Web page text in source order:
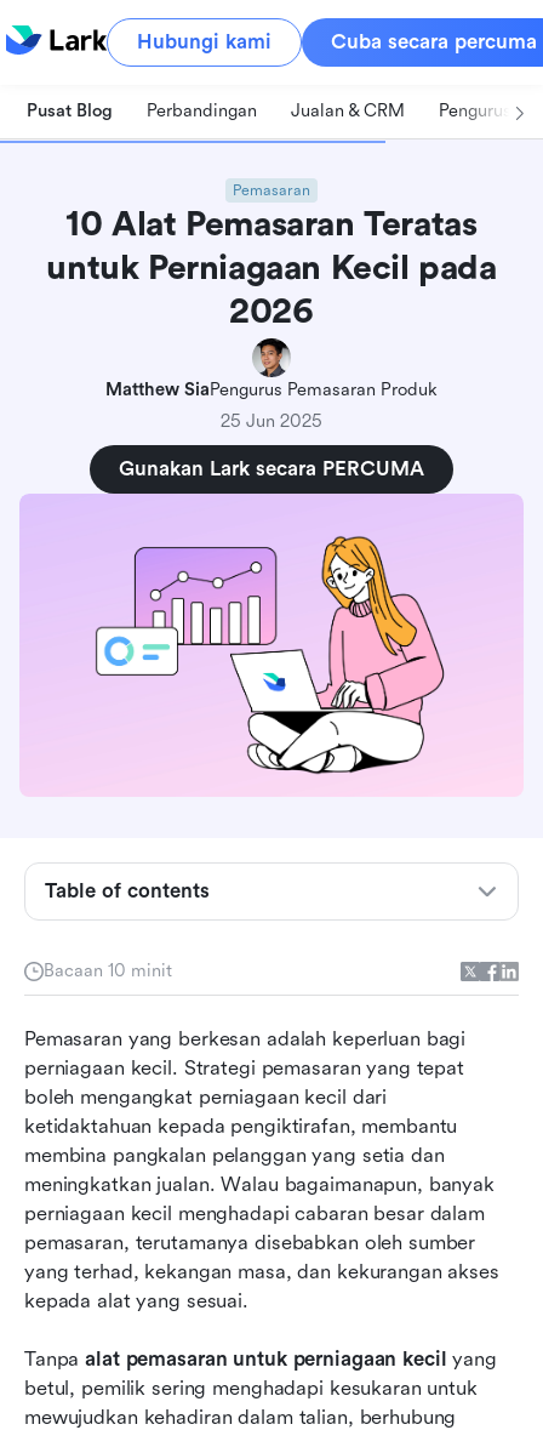
Hubungi kami Cuba secara percuma
Pusat Blog Perbandingan Jualan & CRM Pengurusan
Pemasaran
10 Alat Pemasaran Teratas
untuk Perniagaan Kecil pada
2026
Matthew SiaPengurus Pemasaran Produk
25 Jun 2025
Gunakan Lark secara PERCUMA
Bacaan 10 minit
Pemasaran yang berkesan adalah keperluan bagi
perniagaan kecil. Strategi pemasaran yang tepat
boleh mengangkat perniagaan kecil dari
ketidaktahuan kepada pengiktirafan, membantu
membina pangkalan pelanggan yang setia dan
meningkatkan jualan. Walau bagaimanapun, banyak
perniagaan kecil menghadapi cabaran besar dalam
pemasaran, terutamanya disebabkan oleh sumber
yang terhad, kekangan masa, dan kekurangan akses
kepada alat yang sesuai.
Tanpa alat pemasaran untuk perniagaan kecil yang
betul, pemilik sering menghadapi kesukaran untuk
mewujudkan kehadiran dalam talian, berhubung
Table of contents
Memahami keperluan pemasaran untuk
Kriteria untuk memilih alat pemasaran
10 alat pemasaran teratas untuk perniagaan
kecil
Masa Depan Alat Pemasaran untuk Perniagaan
Kecil
Kesimpulan
Bacaan Berkaitan